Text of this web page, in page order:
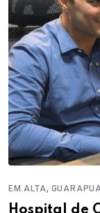
EM ALTA,
Hospital de